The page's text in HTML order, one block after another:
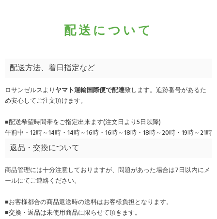
配送について
配送方法、着日指定など
ロサンゼルスよりヤマト運輸国際便で配達致します。追跡番号があるた
め安心してご注文頂けます。
■配送希望時間帯をご指定出来ます(注文日より5日以降)
午前中・12時～14時・14時～16時・16時～18時・18時～20時・19時～21時
返品・交換について
商品管理には十分注意しておりますが、問題があった場合は7日以内にメ
ールにてご連絡ください。
■お客様都合の商品返送時の送料はお客様負担となります。
■交換・返品は未使用商品に限らせて頂きます。